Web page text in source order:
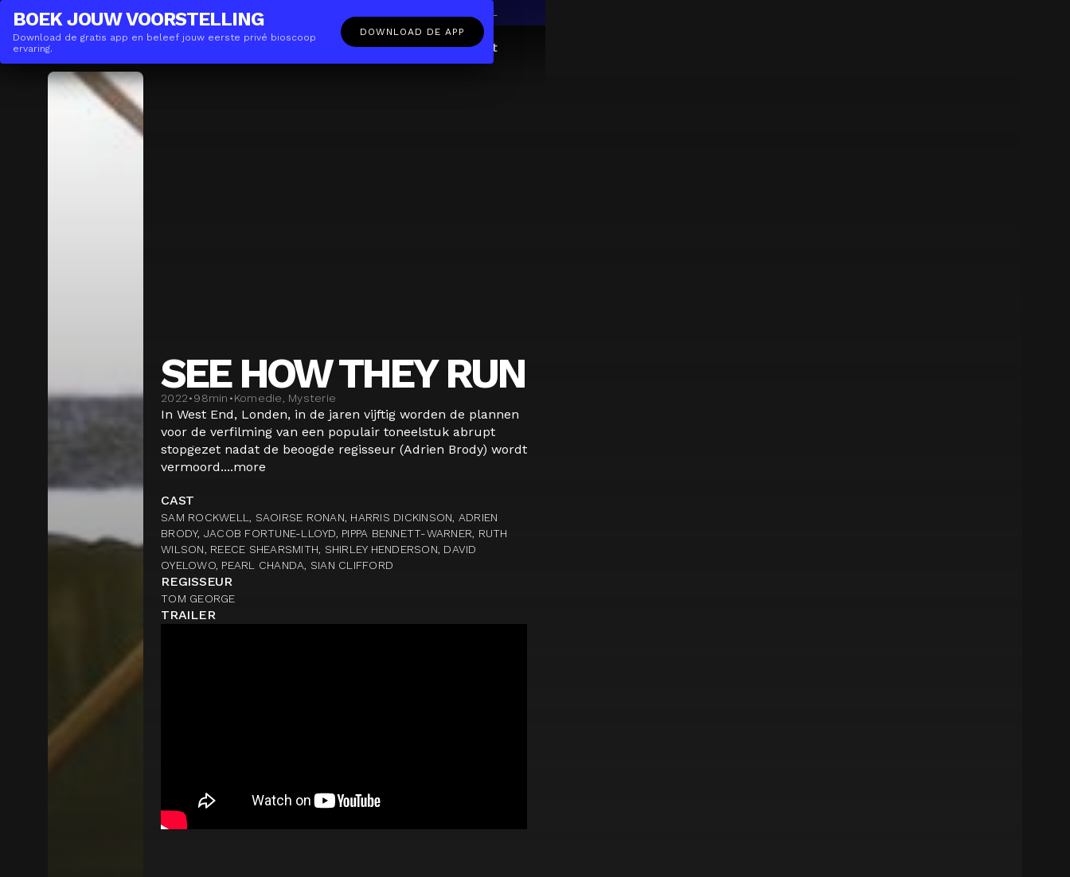
THE(ANY)THINGZAKELIJK NL
Films Locaties De App GiftcardOverFAQContact
BOEK JOUW VOORSTELLING
Download de gratis app en beleef jouw eerste privé bioscoop
ervaring.
DOWNLOAD DE APP
SEE HOW THEY RUN
2022•98min •Komedie, Mysterie
In West End, Londen, in de jaren vijftig worden de plannen
voor de verfilming van een populair toneelstuk abrupt
stopgezet nadat de beoogde regisseur (Adrien Brody) wordt
vermoord....more
CAST
SAM ROCKWELL, SAOIRSE RONAN, HARRIS DICKINSON, ADRIEN
BRODY, JACOB FORTUNE-LLOYD, PIPPA BENNETT-WARNER, RUTH
WILSON, REECE SHEARSMITH, SHIRLEY HENDERSON, DAVID
OYELOWO, PEARL CHANDA, SIAN CLIFFORD
REGISSEUR
TOM GEORGE
TRAILER